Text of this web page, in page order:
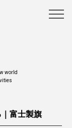
world
富士製旗